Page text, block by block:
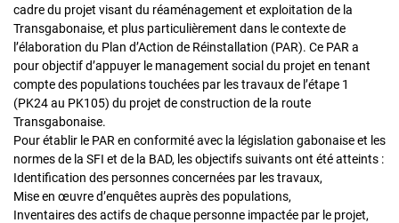
cadre du projet visant du réaménagement et exploitation de la
Transgabonaise, et plus particulièrement dans le contexte de
l’élaboration du Plan d’Action de Réinstallation (PAR). Ce PAR a
pour objectif d’appuyer le management social du projet en tenant
compte des populations touchées par les travaux de l’étape 1
(PK24 au PK105) du projet de construction de la route
Transgabonaise.
Pour établir le PAR en conformité avec la législation gabonaise et les
normes de la SFI et de la BAD, les objectifs suivants ont été atteints :
Identification des personnes concernées par les travaux,
Mise en œuvre d’enquêtes auprès des populations,
Inventaires des actifs de chaque personne impactée par le projet,